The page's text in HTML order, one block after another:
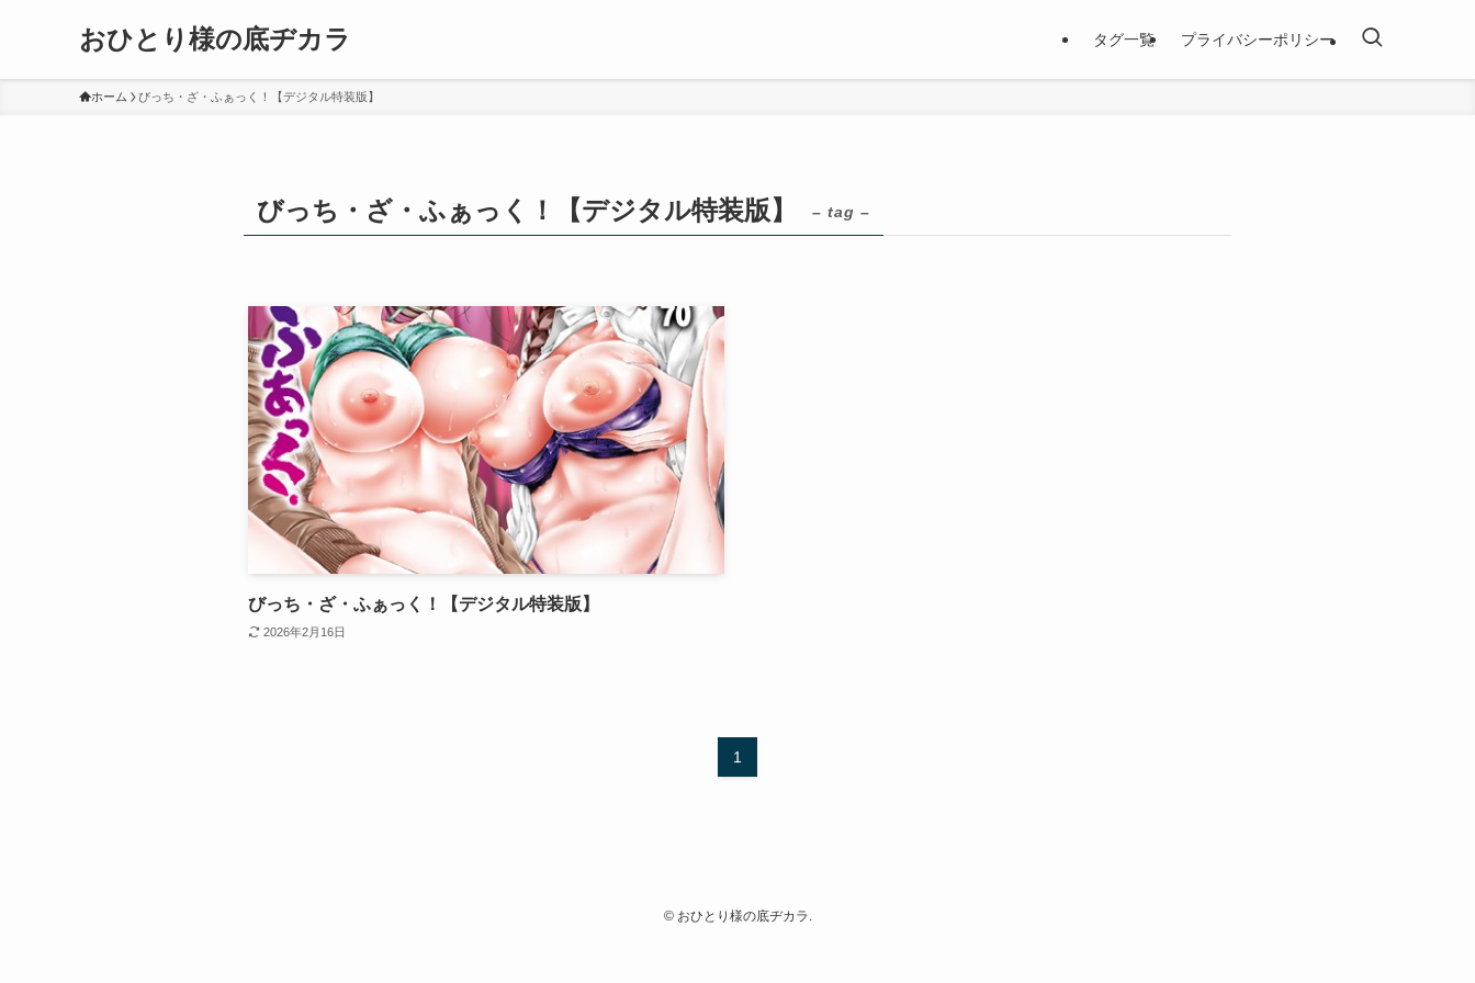
おひとり様の底ヂカラ タグ一覧 プライバシーポリシー
ホーム びっち・ざ・ふぁっく！【デジタル特装版】
びっち・ざ・ふぁっく！【デジタル特装版】 – tag –
びっち・ざ・ふぁっく！【デジタル特装版】
2026年2月16日
1
©おひとり様の底ヂカラ.